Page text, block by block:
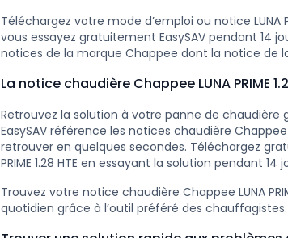
Téléchargez votre mode d’emploi ou notice LUNA
vous essayez gratuitement EasySAV pendant 14
notices de la marque Chappee dont la notice de la
La notice chaudière Chappee LUNA PRIME
Retrouvez la solution à votre panne de
EasySAV référence les notices chaudière Chappee
retrouver en quelques secondes. Téléchargez
PRIME 1.28 HTE en essayant la solution pendant
Trouvez votre notice chaudière Chappee LUNA
quotidien grâce à l’outil préféré des chauffagistes.